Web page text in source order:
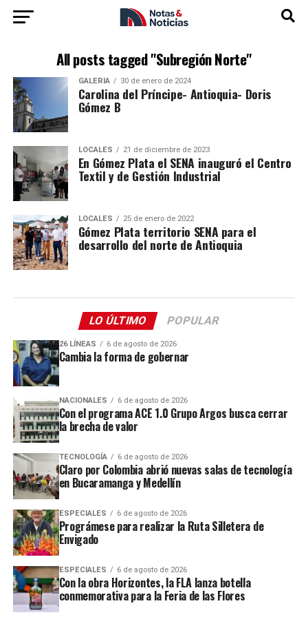
All posts tagged "Subregión Norte"
GALERÍA 30 de enero de 2024
Carolina del Príncipe- Antioquia- Doris
Gómez B
LOCALES 21 de diciembre de 2023
En Gómez Plata el SENA inauguró el Centro
Textil y de Gestión Industrial
LOCALES 25 de enero de 2022
Gómez Plata territorio SENA para el
desarrollo del norte de Antioquia
LO ÚLTIMO POPULAR
26 LÍNEAS 6 de agosto de 2026
Cambia la forma de gobernar
NACIONALES 6 de agosto de 2026
Con el programa ACE 1.0 Grupo Argos busca cerrar
la brecha de valor
TECNOLOGÍA 6 de agosto de 2026
Claro por Colombia abrió nuevas salas de tecnología
en Bucaramanga y Medellín
ESPECIALES 6 de agosto de 2026
Prográmese para realizar la Ruta Silletera de
Envigado
ESPECIALES 6 de agosto de 2026
Con la obra Horizontes, la FLA lanza botella
conmemorativa para la Feria de las Flores